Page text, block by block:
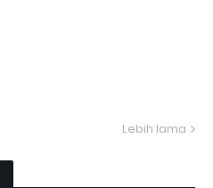
Lebih lama